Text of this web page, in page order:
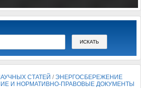
СТАТЕЙ /ЭНЕРГОСБЕРЕЖЕНИЕ
И НОРМАТИВНО-ПРАВОВЫЕ ДОКУМЕНТЫ